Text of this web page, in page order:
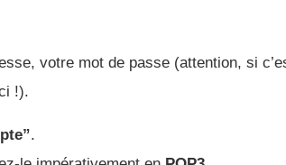
votre mot de passe (attention, si
!).
.